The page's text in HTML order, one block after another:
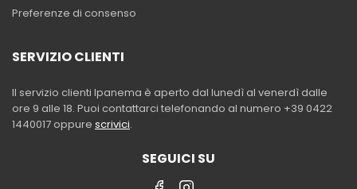
Preferenze di consenso
SERVIZIO CLIENTI
Il servizio clienti Ipanema è aperto dal lunedì al venerdì dalle
ore 9 alle 18. Puoi contattarci telefonando al numero +39 0422
1440017 oppure scrivici.
SEGUICI SU